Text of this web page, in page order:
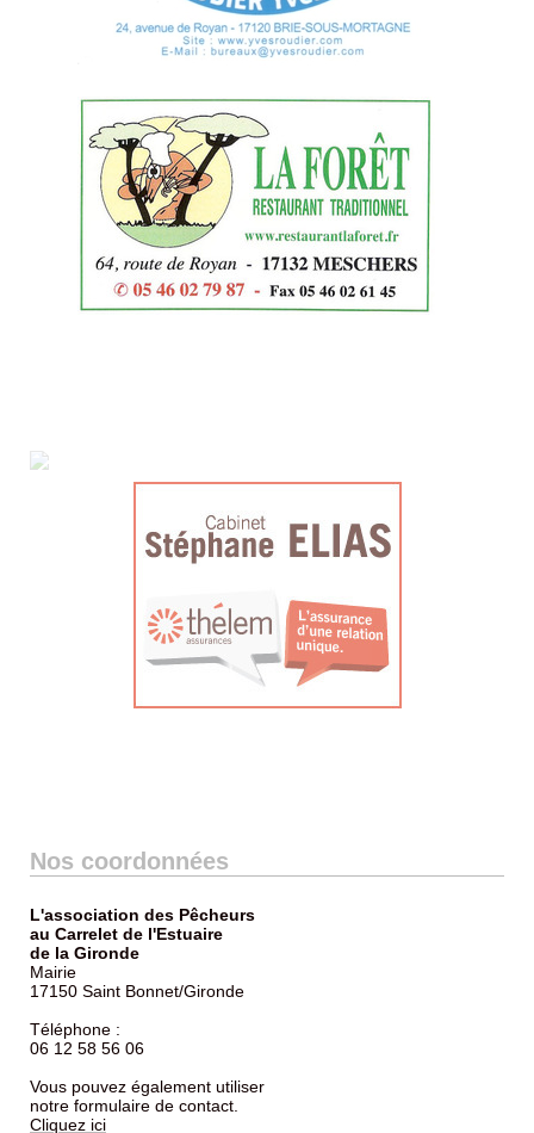
Nos coordonnées
L'association des Pêcheurs
au Carrelet de l'Estuaire
de la Gironde
Mairie
17150 Saint Bonnet/Gironde
Téléphone :
06 12 58 56 06
Vous pouvez également utiliser
notre formulaire de contact.
Cliquez ici